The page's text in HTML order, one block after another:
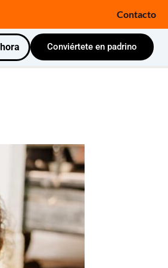
Contacto
Conviértete en padrino